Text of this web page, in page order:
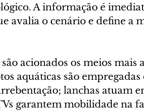
A informação é
avalia o cenário e define a
acionados os meios mais
aquáticas são
lanchas atuam
garantem mobilidade na